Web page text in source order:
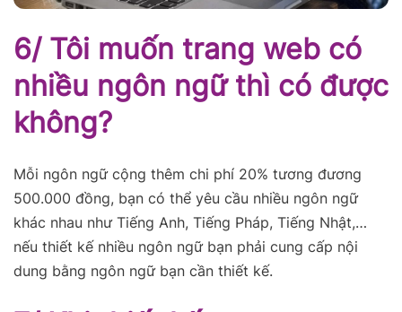
6/ Tôi muốn trang web có
nhiều ngôn ngữ thì có được
không?
Mỗi ngôn ngữ cộng thêm chi phí 20% tương đương
500.000 đồng, bạn có thể yêu cầu nhiều ngôn ngữ
khác nhau như Tiếng Anh, Tiếng Pháp, Tiếng Nhật,…
nếu thiết kế nhiều ngôn ngữ bạn phải cung cấp nội
dung bằng ngôn ngữ bạn cần thiết kế.